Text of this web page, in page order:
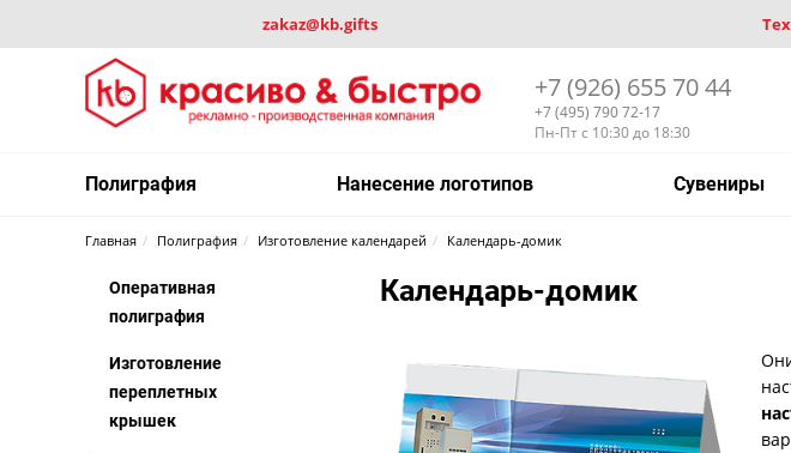
zakaz@kb.gifts
+7 (926) 655 70 44
+7 (495) 790 72-17
Пн-Пт с 10:30 до 18:30
Полиграфия Нанесение логотипов Сувениры
Главная Полиграфия Изготовление календарей Календарь-домик
Оперативная
полиграфия
Изготовление
переплетных
крышек
Календарь-домик